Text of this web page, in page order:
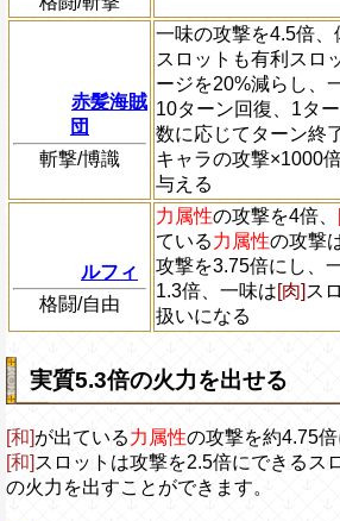
赤髪海賊
団
斬撃/博識
一味の攻撃を4.5倍、
スロットも有利スロ
ージを20%減らし、
10ターン回復、1タ
数に応じてターン終
キャラの攻撃×1000
与える
ルフィ
格闘/自由
力属性の攻撃を4倍、
ている力属性の攻撃
攻撃を3.75倍にし、
1.3倍、一味は[肉] ス
扱いになる
実質5.3倍の火力を出せる
[和]が出ている力属性の攻撃を約4.75
[和]スロットは攻撃を2.5倍にできるス
の火力を出すことができます。